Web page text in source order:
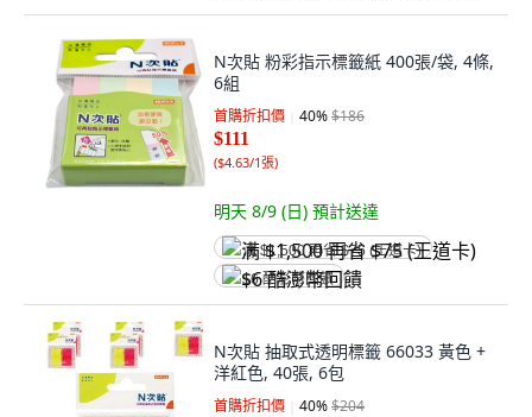
N次貼 粉彩指示標籤紙 400張/袋, 4條,
6組
首購折扣價 40%$186
$111
($4.63/1張)
明天 8/9 (日) 預計送達
满 $1,500 再省 $75 (王道卡)
$6 酷澎幣回饋
N次貼 抽取式透明標籤 66033 黃色 +
洋紅色, 40張, 6包
首購折扣價 40%$204